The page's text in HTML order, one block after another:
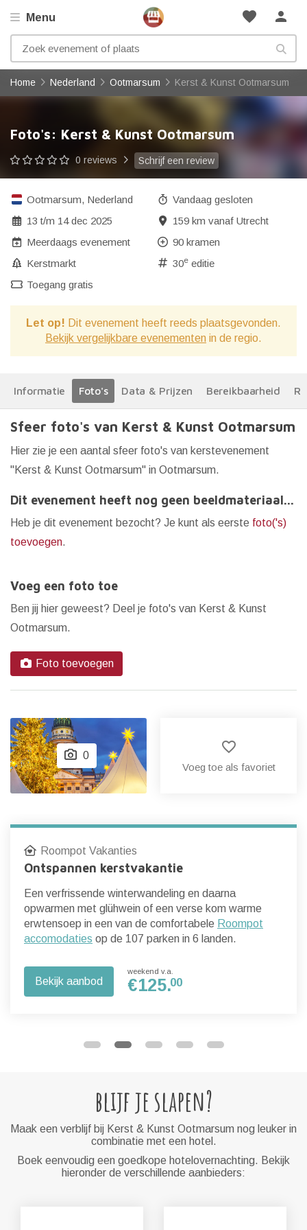
favorite person
Menu
Home Nederland Ootmarsum Kerst & Kunst Ootmarsum
Foto's: Kerst & Kunst Ootmarsum
0 reviews Schrijf een review
Ootmarsum, Nederland
13 t/m 14 dec 2025
Meerdaags evenement
Kerstmarkt
Toegang gratis
Vandaag gesloten
159 km vanaf Utrecht
90 kramen
30eeditie
Let op! Dit evenement heeft reeds plaatsgevonden.
Bekijk vergelijkbare evenementen in de regio.
Informatie Foto's Data & Prijzen Bereikbaarheid
Sfeer foto's van Kerst & Kunst Ootmarsum
Hier zie je een aantal sfeer foto's van kerstevenement
"Kerst & Kunst Ootmarsum" in Ootmarsum.
Dit evenement heeft nog geen beeldmateriaal...
Heb je dit evenement bezocht? Je kunt als eerste foto('s)
toevoegen.
Voeg een foto toe
Ben jij hier geweest? Deel je foto's van Kerst & Kunst
Ootmarsum.
Foto toevoegen
0
favorite_border
Voeg toe als favoriet
Roompot Vakanties
Ontspannen kerstvakantie
Een verfrissende winterwandeling en daarna
opwarmen met glühwein of een verse kom warme
erwtensoep in een van de comfortabele Roompot
accomodaties op de 107 parken in 6 landen.
Bekijk aanbod
weekend v.a.
€125.00
blijf je slapen?
Maak een verblijf bij Kerst & Kunst Ootmarsum nog leuker in
combinatie met een hotel.
Boek eenvoudig een goedkope hotelovernachting. Bekijk
hieronder de verschillende aanbieders: